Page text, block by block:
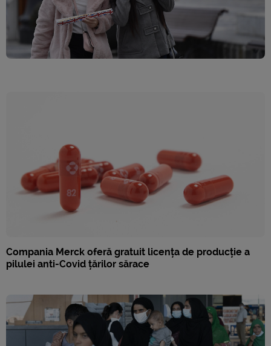
Compania Merck oferă gratuit licența de producție a
pilulei anti-Covid țărilor sărace